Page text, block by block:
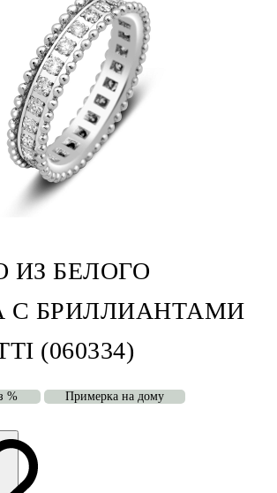
ИЗ БЕЛОГО
С БРИЛЛИАНТАМИ
(060334)
% Примерка на дому